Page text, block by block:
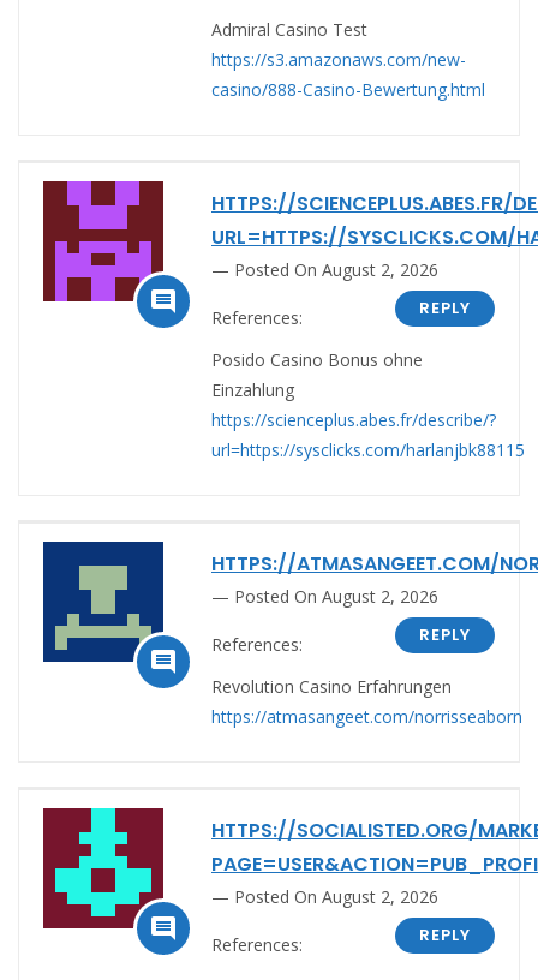
Admiral Casino Test
https://s3.amazonaws.com/new-
casino/888-Casino-Bewertung.html

HTTPS://SCIENCEPLUS.ABES.FR/
URL=HTTPS://SYSCLICKS.COM/
Posted On August 2, 2026
REPLY
References:
Posido Casino Bonus ohne
Einzahlung
https://scienceplus.abes.fr/describe/?
url=https://sysclicks.com/harlanjbk88115

HTTPS://ATMASANGEET.COM/
Posted On August 2, 2026
REPLY
References:
Revolution Casino Erfahrungen
https://atmasangeet.com/norrisseaborn

HTTPS://SOCIALISTED.ORG/
Posted On August 2, 2026
REPLY
References: